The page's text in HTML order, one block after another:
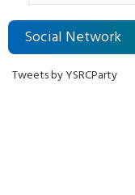
Social Network
Tweets by YSRCParty